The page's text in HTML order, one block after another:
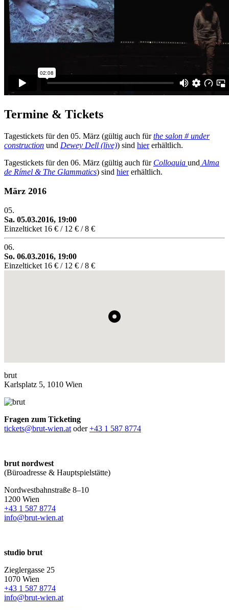
Termine & Tickets
Tagestickets für den 05. März (gültig auch fürthe salon # under
construction und Dewey Dell (live)) sind hiererhältlich.
Tagestickets für den 06. März (gültig auch für Colloquia und Alma
de Rímel & The Glammatics) sind hiererhältlich.
März 2016
05.
Sa. 05.03.2016, 19:00
Einzelticket 16 € / 12 € / 8 €
06.
So. 06.03.2016, 19:00
Einzelticket 16 € / 12 € / 8 €
brut
Karlsplatz 5, 1010 Wien
Fragen zum Ticketing
tickets@brut-wien.at oder+43 1 587 8774
brut nordwest
(Büroadresse & Hauptspielstätte)
Nordwestbahnstraße 8–10
1200 Wien
+43 1 587 8774
info@brut-wien.at
studio brut
Zieglergasse 25
1070 Wien
+43 1 587 8774
info@brut-wien.at